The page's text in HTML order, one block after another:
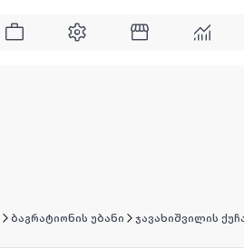
ბაგრატიონის უბანი ჯავახიშვილის